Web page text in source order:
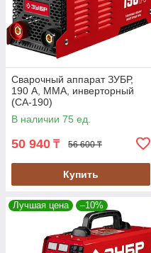
Сварочный аппарат ЗУБР,
190 А, MMA, инверторный
(СА-190)
В наличии 75 ед.
50 940 ₸ 56 600 ₸
Купить
Лучшая цена –10%